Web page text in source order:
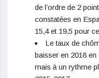
de l’ordre de 2
constatées en
15,4 et 19,5 pour
Le taux de
baisser en 2018
mais à un rythme